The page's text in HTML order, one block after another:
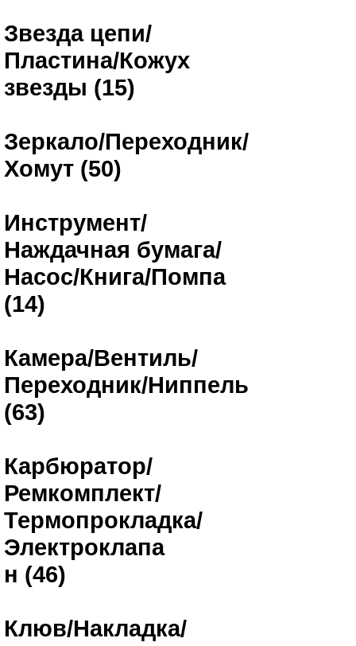
Звезда цепи/
Пластина/Кожух
звезды (15)
Зеркало/Переходник/
Хомут (50)
Инструмент/
Наждачная бумага/
Насос/Книга/Помпа
(14)
Камера/Вентиль/
Переходник/Ниппель
(63)
Карбюратор/
Ремкомплект/
Термопрокладка/
Электроклапа
н (46)
Клюв/Накладка/